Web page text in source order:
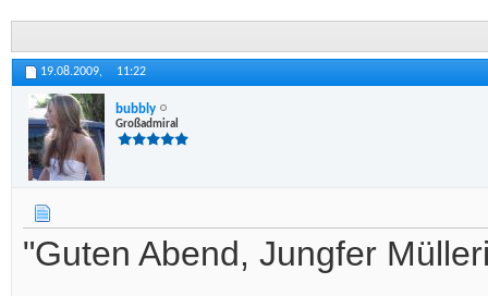
19.08.2009, 11:22
bubbly
Großadmiral
"Guten Abend, Jungfer